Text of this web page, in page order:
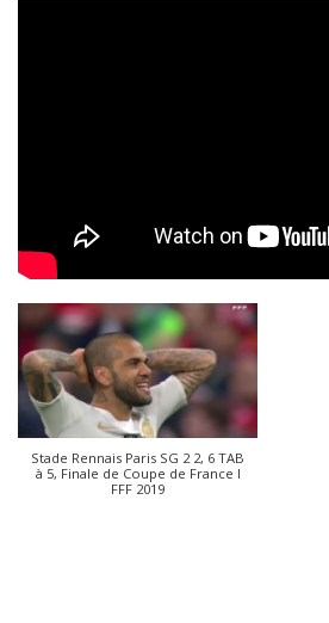
Stade Rennais Paris SG 2 2, 6 TAB
à 5, Finale de Coupe de France I
FFF 2019